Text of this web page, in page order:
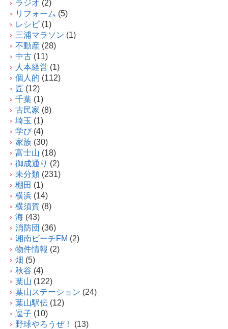
ラジオ (2)
リフォーム (5)
レシピ (1)
三浦マラソン (1)
不動産 (28)
中古 (11)
人本経営 (1)
個人的 (112)
匠 (12)
千葉 (1)
古民家 (8)
埼玉 (1)
学び(4)
家族 (30)
富士山 (18)
御成通り (2)
未分類 (231)
棚田 (1)
横浜 (14)
横須賀 (8)
海 (43)
消防団 (36)
湘南ビーチFM (2)
物件情報 (2)
畑 (5)
秋谷 (4)
葉山 (122)
葉山ステーション (24)
葉山駅伝 (12)
逗子 (10)
野球やろうぜ！
(13)